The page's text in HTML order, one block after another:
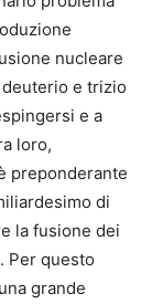
nucleare
e trizio
e a
loro,
preponderante
di
la fusione dei
Per questo
grande